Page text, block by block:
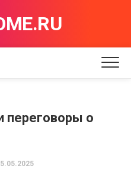
переговоры о